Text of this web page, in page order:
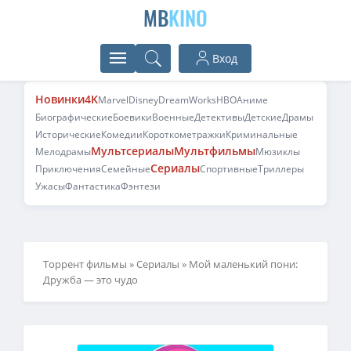
MBKINO
Вход
Новинки4KMarvelDisneyDreamWorksHBOАниме
БиографическиеБоевикиВоенныеДетективыДетскиеДрамы
ИсторическиеКомедииКороткометражкиКриминальные
МелодрамыМультсериалыМультфильмыМюзиклы
ПриключенияСемейныеСериалыСпортивныеТриллеры
УжасыФантастикаФэнтези
Торрент фильмы »Сериалы » Мой маленький пони:
Дружба — это чудо